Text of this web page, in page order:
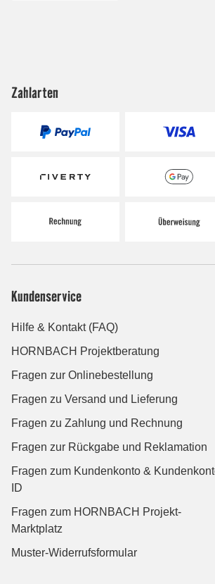
Zahlarten
Kundenservice
Hilfe & Kontakt (FAQ)
HORNBACH Projektberatung
Fragen zur Onlinebestellung
Fragen zu Versand und Lieferung
Fragen zu Zahlung und Rechnung
Fragen zur Rückgabe und Reklamation
Fragen zum Kundenkonto &
ID
Fragen zum HORNBACH Projekt-
Marktplatz
Muster-Widerrufsformular